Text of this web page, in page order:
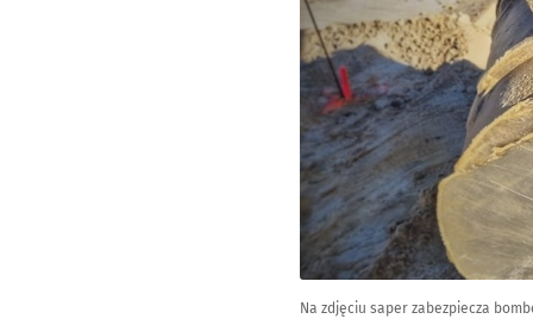
Na zdjęciu saper zabezpiecza